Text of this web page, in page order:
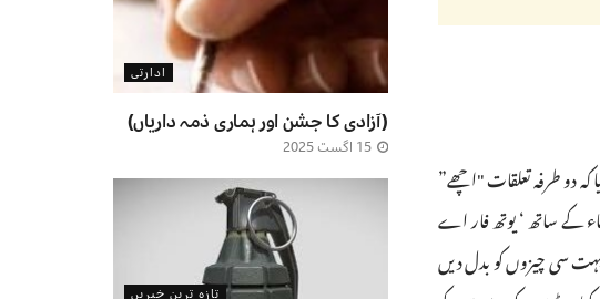
دو طرفہ تعلقات "اچھے”
کے ساتھ ‘ یوتھ فار اے
سی چیزوں کو بدل دیں
ادارتی
(آزادی کا جشن اور ہماری ذمہ داریاں)
15 اگست 2025
تازہ ترین خبریں